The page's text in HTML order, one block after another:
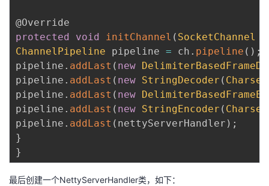
@Override
protected
void initChannel ( SocketChannel
ChannelPipeline pipeline = ch . pipeline ( ) ;
pipeline . addLast ( new
pipeline . addLast ( new StringDecoder (
pipeline . addLast ( new
pipeline . addLast ( new StringEncoder (
pipeline . addLast ( nettyServerHandler ) ;
}
}
最后创建一个NettyServerHandler类，如下：